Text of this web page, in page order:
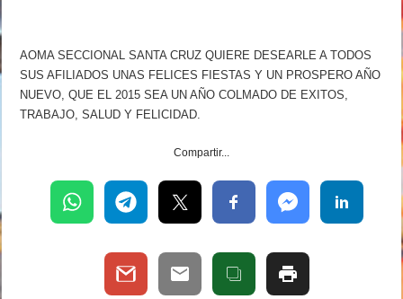
AOMA SECCIONAL SANTA CRUZ QUIERE DESEARLE A TODOS
SUS AFILIADOS UNAS FELICES FIESTAS Y UN PROSPERO AÑO
NUEVO, QUE EL 2015 SEA UN AÑO COLMADO DE EXITOS,
TRABAJO, SALUD Y FELICIDAD.
Compartir...